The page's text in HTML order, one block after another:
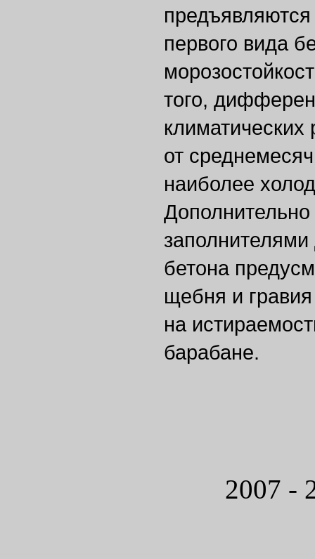
первого вида
того,
климатических
от
наиболее
бетона
щебня и
на
барабане.
2007 -